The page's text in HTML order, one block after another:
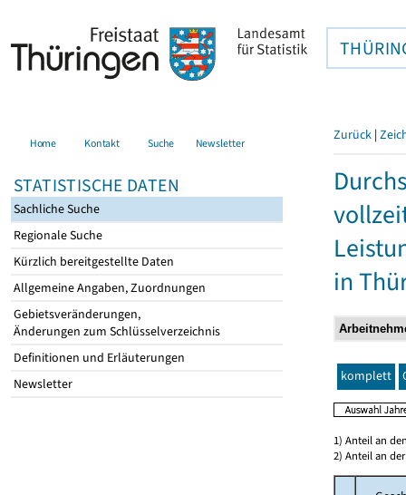
Home Kontakt Suche Newsletter
STATISTISCHE DATEN
Sachliche Suche
Regionale Suche
Kürzlich bereitgestellte Daten
Allgemeine Angaben, Zuordnungen
Gebietsveränderungen,
Änderungen zum Schlüsselverzeichnis
Definitionen und Erläuterungen
Newsletter
Zurück |
in
komplett
1) Anteil an
2) Anteil an